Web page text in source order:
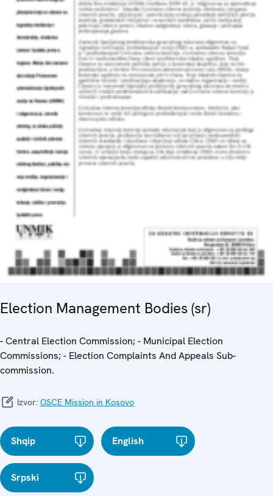
Election Management Bodies (sr)
- Central Election Commission; - Municipal Election
Commissions; - Election Complaints And Appeals Sub-
commission.
Izvor: OSCE Mission in Kosovo
Shqip English
Srpski